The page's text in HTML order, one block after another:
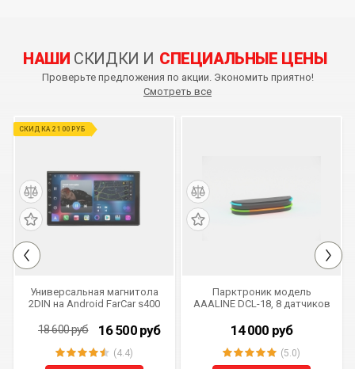
НАШИ СКИДКИ И СПЕЦИАЛЬНЫЕ ЦЕНЫ
Проверьте предложения по акции. Экономить приятно!
Смотреть все
СКИДКА 2 100 РУБ
Универсальная магнитола
2DIN на Android FarCar s400
18 600руб 16 500 руб
(4.4)
Парктроник модель
AAALINE DCL-18, 8 датчиков
14 000 руб
(5.0)